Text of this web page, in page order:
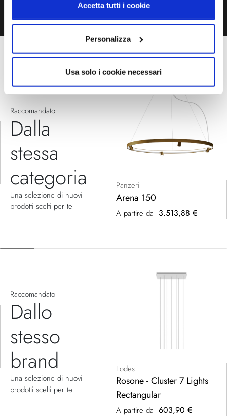
Accetta tutti i cookie
Personalizza
Usa solo i cookie necessari
Raccomandato
Dalla
stessa
categoria
Una selezione di nuovi
prodotti scelti per te
Panzeri
Arena 150
A partire da 3.513,88 €
Raccomandato
Dallo
stesso
brand
Una selezione di nuovi
prodotti scelti per te
Lodes
Rosone - Cluster 7 Lights
Rectangular
A partire da 603,90 €